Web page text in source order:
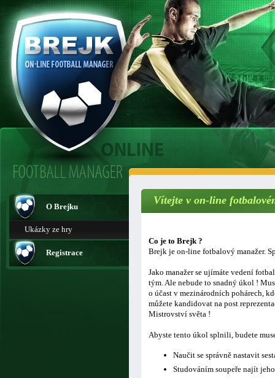
O Brejku
Ukázky ze hry
Registrace
Vítejte v on-line
Co je to Brejk ?
Brejk je on-line fotbalový manažer.
Jako manažer se ujímáte vedení
tým. Ale nebude to snadný úkol !
o účast v mezinárodních pohárech,
můžete kandidovat na post
Mistrovství světa !
Abyste tento úkol splnili, budete
Naučit se správně nastavit
Studováním soupeře najít